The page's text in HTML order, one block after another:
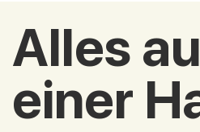
Alles
einer